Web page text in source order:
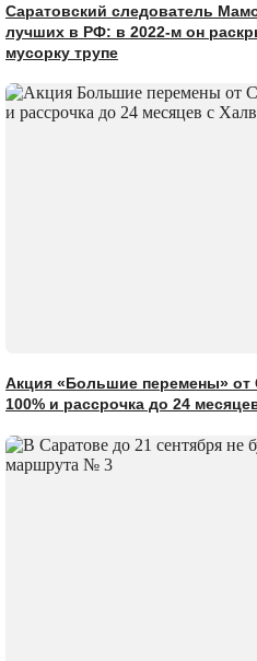
Саратовский следователь
лучших в РФ: в 2022-м он
мусорку трупе
Акция «Большие перемены» от
100% и рассрочка до 24